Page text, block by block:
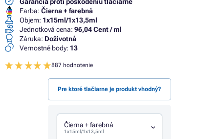
Garancia proti poškodeniu tlačiarne
Farba: Čierna + farebná
Objem: 1x15ml/1x13,5ml
Jednotková cena: 96,04 Cent / ml
Záruka: Doživotná
Vernostné body: 13
887 hodnotenie
Pre ktoré tlačiarne je produkt vhodný?
Čierna + farebná
1x15ml/1x13,5ml